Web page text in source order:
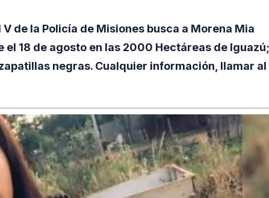
V de la Policía de Misiones busca a Morena Mia
el 18 de agosto en las 2000 Hectáreas de Iguazú;
negras. Cualquier información, llamar al